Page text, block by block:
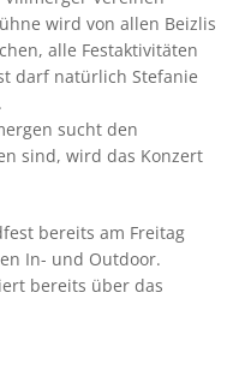
wird von allen Beizlis
alle Festaktivitäten
darf natürlich Stefanie
sucht den
sind, wird das Konzert
bereits am Freitag
In- und Outdoor.
bereits über das